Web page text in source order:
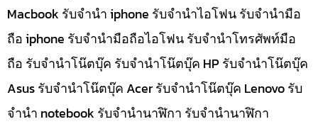
Macbook รับจำนำ iphone รับจำนำไอโฟน รับจำนำมือ
ถือ iphone รับจำนำมือถือไอโฟน รับจำนำโทรศัพท์มือ
ถือ รับจำนำโน๊ตบุ๊ค รับจำนำโน๊ตบุ๊ค HP รับจำนำโน๊ตบุ๊ค
Asus รับจำนำโน๊ตบุ๊ค Acer รับจำนำโน๊ตบุ๊ค Lenovo รับ
จำนำ notebook รับจำนำนาฬิกา รับจำนำนาฬิกา